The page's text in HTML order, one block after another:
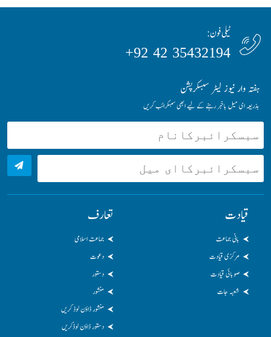
ٹیلی فون:
35432194 42 92+
ہفتہ وار نیوز لیٹر سبسکرپشن
بذریعہ ای میل باخبر رہنے کے لیے ابھی سبسکرائب کریں
قیادت
بانی جماعت
مرکزی قیادت
صوبائی قیادت
شعبہ جات
تعارف
جماعت اسلامی
دعوت
دستور
منشور
منشور ڈاؤن لوڈ کریں
دستور ڈاؤن لوڈکریں